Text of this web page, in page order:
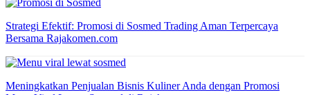
Strategi Efektif: Promosi di Sosmed Trading Aman Terpercaya
Bersama Rajakomen.com
Meningkatkan Penjualan Bisnis Kuliner Anda dengan Promosi